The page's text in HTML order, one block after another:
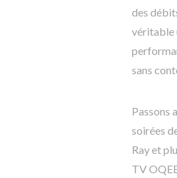
des
véritable
sans
Passons
soirées
Ray et
TV